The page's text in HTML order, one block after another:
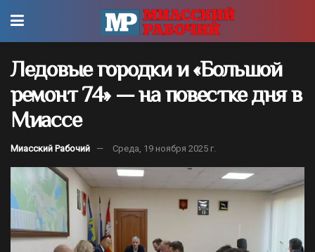
Ледовые городки и «Большой
ремонт 74» — на повестке дня в
Миассе
Миасский Рабочий Среда, 19 ноября 2025 г.